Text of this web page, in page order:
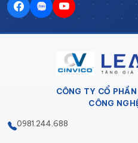
Khi nào cần đầu tư bàn thao
Xưởng của bạn đang ở một
Khách hàng FDI hoặc
Canon) thông báo sẽ
CÔNG TY CỔ
CÔNG
0981.244.688